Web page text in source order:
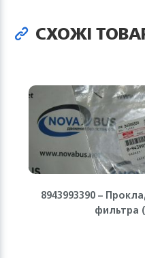
СХОЖІ
8943993390 –
фильтра